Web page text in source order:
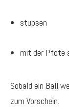
stupsen
mit der Pfote
Sobald ein Ball
zum Vorschein.